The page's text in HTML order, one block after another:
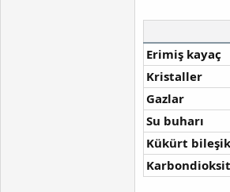
Erimiş kayaç
Kristaller
Gazlar
Su buharı
Kükürt
Karbondioksit